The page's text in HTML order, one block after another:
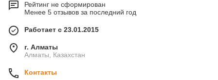
Рейтинг не сформирован
Менее 5 отзывов за последний год
Работает с 23.01.2015
г. Алматы
Алматы, Казахстан
Контакты